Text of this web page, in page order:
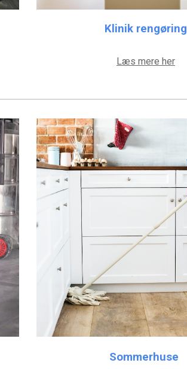
Klinik rengøring
Læs mere her
Sommerhuse